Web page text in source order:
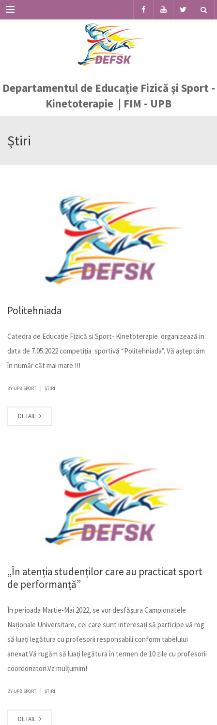
Menu
Departamentul de Educaţie Fizică şi Sport -
Kinetoterapie | FIM - UPB
Știri
Politehniada
Catedra de Educație Fizică si Sport- Kinetoterapie organizează in
data de 7.05.2022 competiția sportivă “Politehniada”. Vă așteptăm
în număr căt mai mare !!!
BY UPB SPORT ȘTIRI
DETAIL
„În atenția studenților care au practicat sport
de performanță”
În perioada Martie-Mai 2022, se vor desfășura Campionatele
Naționale Universitare, cei care sunt interesați să participe vă rog
să luați legătura cu profesorii responsabili conform tabelului
anexat.Vă rugăm să luați legătura în termen de 10 zile cu profesorii
coordonatori.Va mulțumim!
BY UPB SPORT ȘTIRI
DETAIL